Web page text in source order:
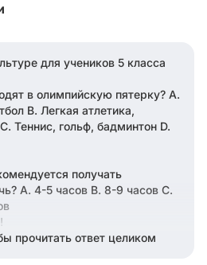
для учеников 5 класса
в олимпийскую пятерку? A.
B. Легкая атлетика,
Теннис, гольф, бадминтон D.
получать
A. 4-5 часов B. 8-9 часов C.
в котором нужно
прочитать ответ целиком